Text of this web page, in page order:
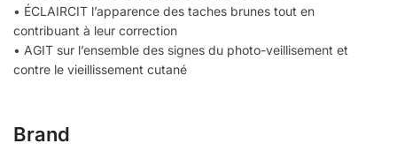
• ÉCLAIRCIT l’apparence des taches brunes tout en
contribuant à leur correction
• AGIT sur l’ensemble des signes du photo-veillisement et
contre le vieillissement cutané
Brand